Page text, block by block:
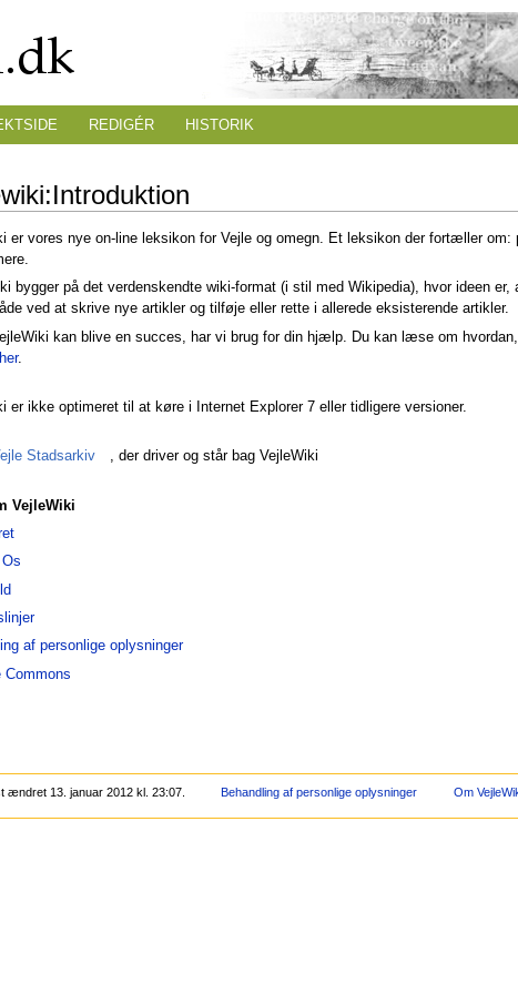
er vores nye on-line leksikon for Vejle og omegn. Et leksikon der fortæller om:
bygger på det verdenskendte wiki-format (i stil med Wikipedia), hvor ideen
ved at skrive nye artikler og tilføje eller rette i allerede eksisterende artikler.
kan blive en succes, har vi brug for din hjælp. Du kan læse om
her.
er ikke optimeret til at køre i Internet Explorer 7 eller tidligere versioner.
Stadsarkiv , der driver og står bag VejleWiki
VejleWiki
af personlige oplysninger
Commons
REDIGÉR HISTORIK
ændret 13. januar 2012 kl. 23:07. Behandling af personlige oplysninger Om